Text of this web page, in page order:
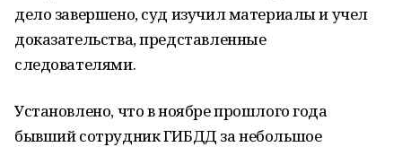
дело завершено, суд изучил материалы и учел
доказательства, представленные
следователями.
Установлено, что в ноябре прошлого года
бывший сотрудник ГИБДД за небольшое